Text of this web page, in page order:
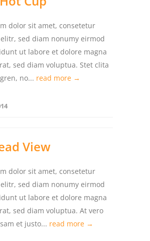
dolor sit amet, consetetur
sed diam nonumy eirmod
ut labore et dolore magna
sed diam voluptua. Stet clita
no... read more →
View
dolor sit amet, consetetur
sed diam nonumy eirmod
ut labore et dolore magna
sed diam voluptua. At vero
et justo... read more →